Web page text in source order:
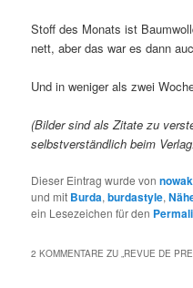
Stoff des Monats ist
nett, aber das war es dann
Und in weniger als zwei
(Bilder sind als Zitate zu
selbstverständlich beim
Dieser Eintrag wurde vonnowak
und mit Burda,burdastyle,
ein Lesezeichen für den
2 KOMMENTARE ZU „ REVUE DE